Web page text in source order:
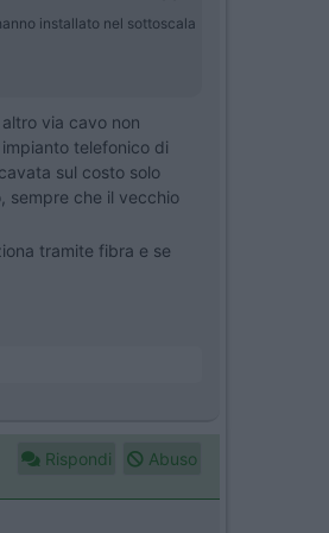
installato nel sottoscala
via cavo non
telefonico di
sul costo solo
sempre che il vecchio
tramite fibra e se
Rispondi Abuso